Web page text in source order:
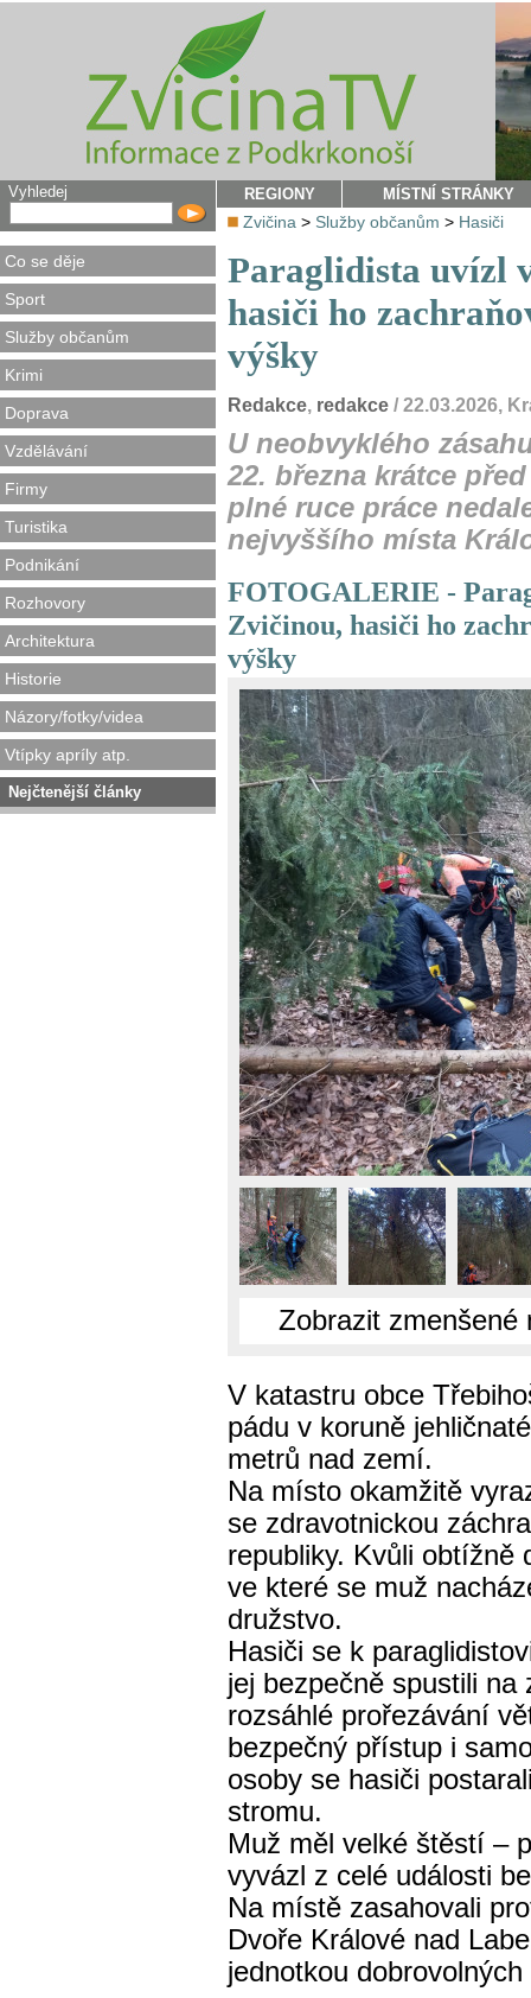
Vyhledej
Co se děje
Sport
Služby občanům
Krimi
Doprava
Vzdělávání
Firmy
Turistika
Podnikání
Rozhovory
Architektura
Historie
Názory/fotky/videa
Vtípky apríly atp.
Nejčtenější články
REGIONY MÍSTNÍ STRÁNKY
Zvičina > Služby občanům > Hasiči
Paraglidista uvízl
hasiči ho
výšky
Redakce, redakce / 22.03.2026,
U neobvyklého
22. března krátce
plné ruce práce
nejvyššího místa
FOTOGALERIE -
Zvičinou, hasiči ho
výšky
Zobrazit zmenšené
V katastru obce
pádu v koruně
metrů nad zemí.
Na místo okamžitě
se zdravotnickou
republiky. Kvůli obtížně
ve které se muž
družstvo.
Hasiči se k
jej bezpečně spustili na
rozsáhlé prořezávání
bezpečný přístup i
osoby se hasiči
stromu.
Muž měl velké štěstí –
vyvázl z celé události
Na místě zasahovali
Dvoře Králové nad
jednotkou